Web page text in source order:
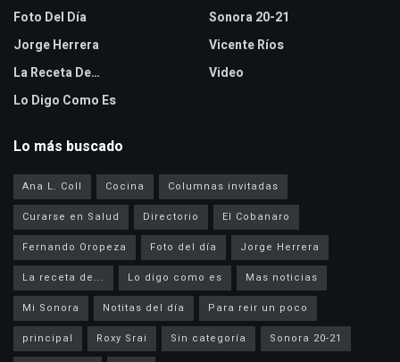
Foto Del Día
Jorge Herrera
La Receta De…
Lo Digo Como Es
Sonora 20-21
Vicente Ríos
Video
Lo más buscado
Ana L. Coll Cocina
Columnas invitadas
Curarse en Salud
Directorio
El Cobanaro
Fernando Oropeza
Foto del día
Jorge Herrera
La receta de...
Lo digo como es
Mas noticias
Mi Sonora
Notitas del día
Para reir un poco
principal
Roxy Srai Sin categoría
Sonora 20-21